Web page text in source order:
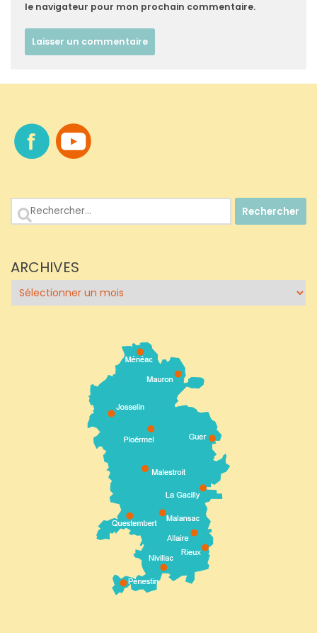
le navigateur pour mon prochain commentaire.
Rechercher :
ARCHIVES
Archives